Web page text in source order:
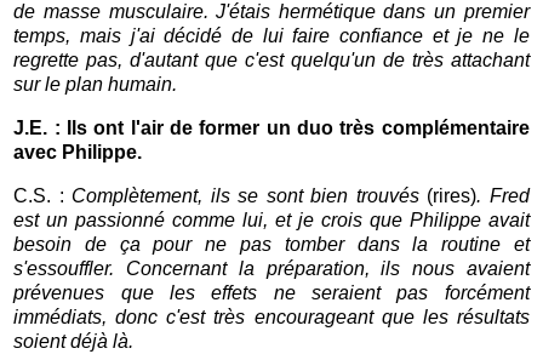
de masse musculaire. J'étais hermétique dans un premier
temps, mais j'ai décidé de lui faire confiance et je ne le
regrette pas, d'autant que c'est quelqu'un de très attachant
sur le plan humain.
J.E. : Ils ont l'air de former un duo très complémentaire
avec Philippe.
C.S. : Complètement, ils se sont bien trouvés(rires). Fred
est un passionné comme lui, et je crois que Philippe avait
besoin de ça pour ne pas tomber dans la routine et
s'essouffler. Concernant la préparation, ils nous avaient
prévenues que les effets ne seraient pas forcément
immédiats, donc c'est très encourageant que les résultats
soient déjà là.